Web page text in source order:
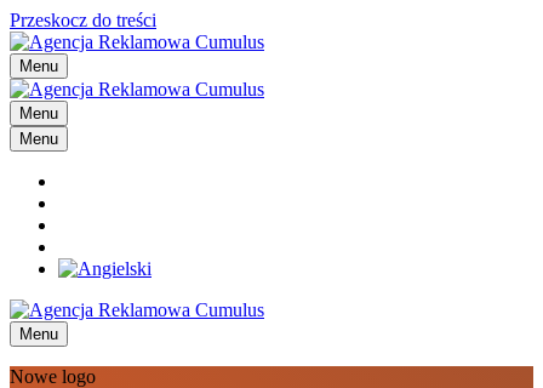
Przeskocz do treści
Menu
Menu
Menu
Menu
Nowe logo